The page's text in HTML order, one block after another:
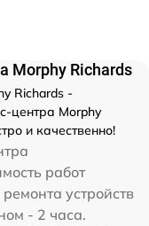
Morphy Richards
Richards -
центра Morphy
и качественно!
работ
устройств
- 2 часа.